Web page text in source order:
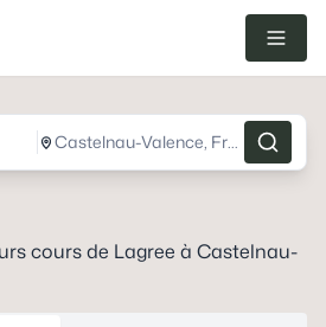
Castelnau-Valence, France
cours de Lagree à Castelnau-